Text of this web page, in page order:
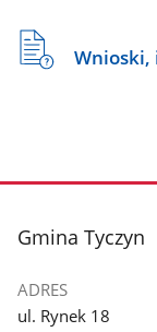
Wnioski,
stopka
Gmina Tyczyn
ADRES
ul. Rynek 18